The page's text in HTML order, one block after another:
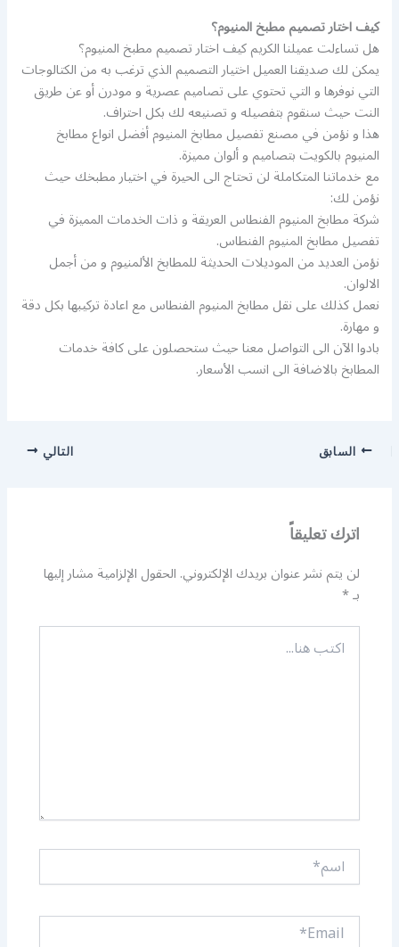
كيف اختار تصميم مطبخ المنيوم؟
هل تساءلت عميلنا الكريم كيف اختار تصميم مطبخ المنيوم؟
يمكن لك صديقنا العميل اختيار التصميم الذي ترغب به من الكتالوجات
التي نوفرها و التي تحتوي على تصاميم عصرية و مودرن أو عن طريق
النت حيث سنقوم بتفصيله و تصنيعه لك بكل احتراف.
هذا و نؤمن في مصنع تفصيل مطابخ المنيوم أفضل انواع مطابخ
المنيوم بالكويت بتصاميم و ألوان مميزة.
مع خدماتنا المتكاملة لن تحتاج الى الحيرة في اختيار مطبخك حيث
نؤمن لك:
شركة مطابخ المنيوم الفنطاس العريقة و ذات الخدمات المميزة في
تفصيل مطابخ المنيوم الفنطاس.
نؤمن العديد من الموديلات الحديثة للمطابخ الألمنيوم و من أجمل
الالوان.
نعمل كذلك على نقل مطابخ المنيوم الفنطاس مع اعادة تركيبها بكل دقة
و مهارة.
بادوا الآن الى التواصل معنا حيث ستحصلون على كافة خدمات
المطابخ بالاضافة الى انسب الأسعار.
السابق التالي
اترك تعليقاً
لن يتم نشر عنوان بريدك الإلكتروني.الحقول الإلزامية مشار إليها
بـ*
اكتب
هنا...
اسم*
Email*